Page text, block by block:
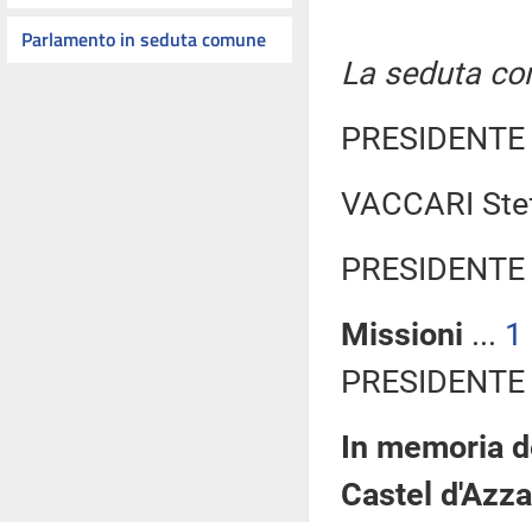
Parlamento in seduta comune
La seduta
VACCARI
Missioni ... 1
In memoria
Castel